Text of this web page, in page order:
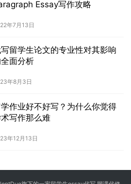
Essay写作攻略
年7月13日
留学生论文的专业性对其影响
面分析
年8月3日
作业好不好写？为什么你觉得
写作那么难
年12月13日